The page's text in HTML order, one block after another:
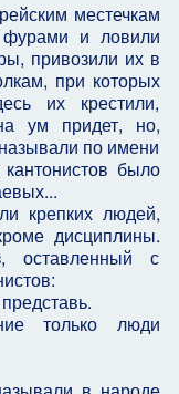
местечкам
и ловили
привозили их в
при которых
их крестили,
ум придет, но,
по имени
было
крепких людей,
дисциплины.
оставленный с
только люди